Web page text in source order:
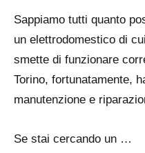
Sappiamo tutti quanto
un elettrodomestico di
smette di funzionare
Torino, fortunatamente,
manutenzione e
Se stai cercando un …